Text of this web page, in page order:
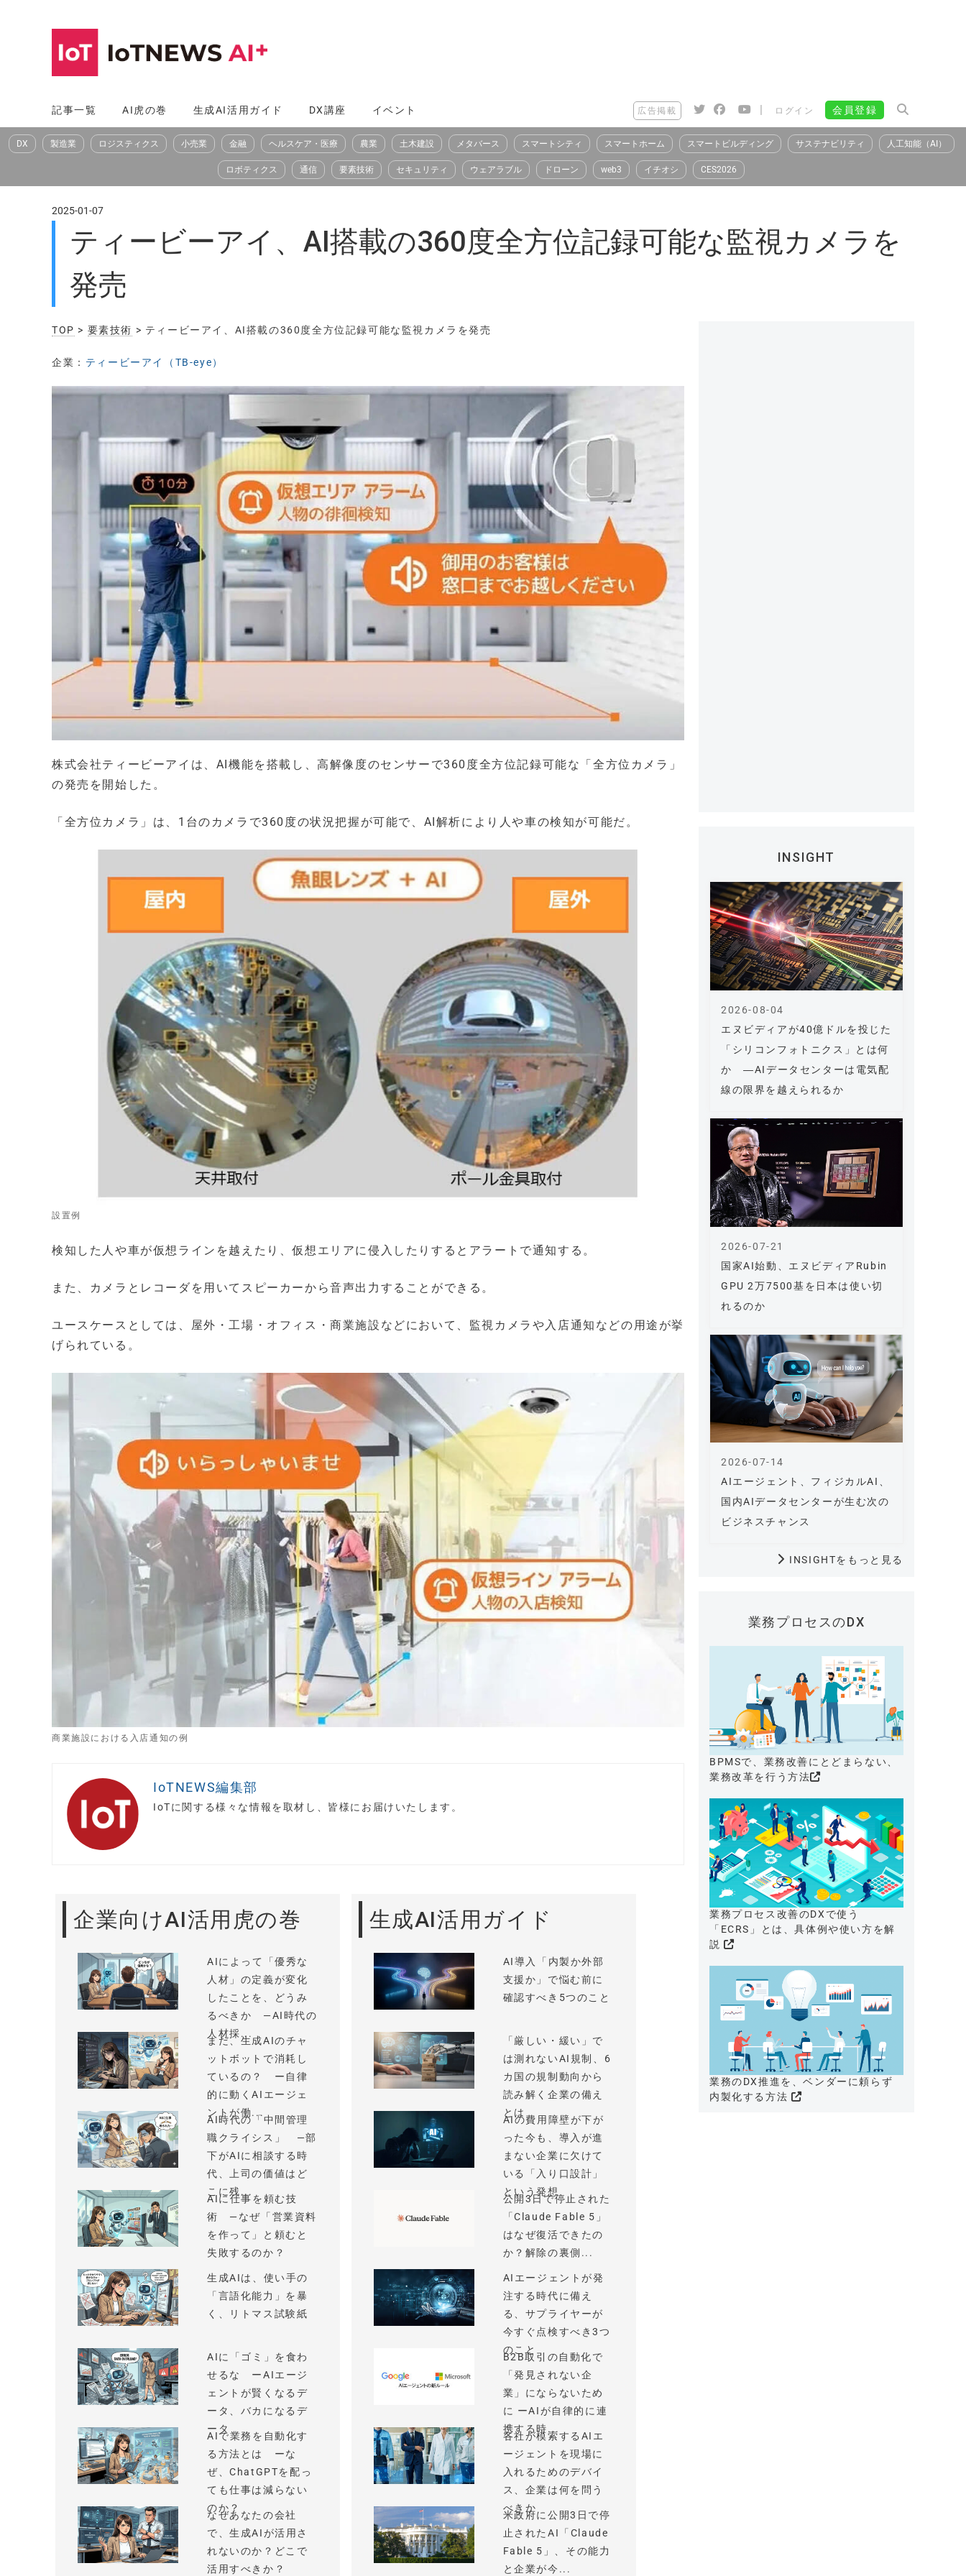
へ
ス
記事一覧 AI虎の巻 生成AI活用ガイド DX講座 イベント 広告掲載 | ログイン 会員登録
DX 製造業 ロジスティクス 小売業 金融 ヘルスケア・医療 農業 土木建設 メタバース スマートシティ スマートホーム スマートビルディング サステナビリティ 人工知能（AI）
ロボティクス 通信 要素技術 セキュリティ ウェアラブル ドローン web3 イチオシ CES2026
2025-01-07
ティービーアイ、AI搭載の360度全方位記録可能な監視カメラを
発売
TOP > 要素技術 > ティービーアイ、AI搭載の360度全方位記録可能な監視カメラを発売
企業： ティービーアイ（TB-eye）
株式会社ティービーアイは、AI機能を搭載し、高解像度のセンサーで360度全方位記録可能な「全方位カメラ」
の発売を開始した。
「全方位カメラ」は、1台のカメラで360度の状況把握が可能で、AI解析により人や車の検知が可能だ。
設置例
検知した人や車が仮想ラインを越えたり、仮想エリアに侵入したりするとアラートで通知する。
また、カメラとレコーダを用いてスピーカーから音声出力することができる。
ユースケースとしては、屋外・工場・オフィス・商業施設などにおいて、監視カメラや入店通知などの用途が挙
げられている。
商業施設における入店通知の例
IoTNEWS編集部
IoTに関する様々な情報を取材し、皆様にお届けいたします。
企業向けAI活用虎の巻
AIによって「優秀な
人材」の定義が変化
したことを、どうみ
るべきか —AI時代の
人材採...
まだ、生成AIのチャ
ットボットで消耗し
ているの？ ー自律
的に動くAIエージェ
ントが働...
AI時代の「中間管理
職クライシス」 —部
下がAIに相談する時
代、上司の価値はど
こに残...
AIに仕事を頼む技
術 —なぜ「営業資料
を作って」と頼むと
失敗するのか？
生成AIは、使い手の
「言語化能力」を暴
く、リトマス試験紙
AIに「ゴミ」を食わ
せるな ーAIエージ
ェントが賢くなるデ
ータ、バカになるデ
ータ
AIで業務を自動化す
る方法とは ーな
ぜ、ChatGPTを配っ
ても仕事は減らない
のか？
なぜあなたの会社
で、生成AIが活用さ
れないのか？どこで
活用すべきか？
生成AI活用ガイド
AI導入「内製か外部
支援か」で悩む前に
確認すべき5つのこと
「厳しい・緩い」で
は測れないAI規制、6
カ国の規制動向から
読み解く企業の備え
とは
AIの費用障壁が下が
った今も、導入が進
まない企業に欠けて
いる「入り口設計」
という発想
公開3日で停止された
「Claude Fable 5」
はなぜ復活できたの
か？解除の裏側...
AIエージェントが発
注する時代に備え
る、サプライヤーが
今すぐ点検すべき3つ
のこと
B2B取引の自動化で
「発見されない企
業」にならないため
に ーAIが自律的に連
携する時...
各社が模索するAIエ
ージェントを現場に
入れるためのデバイ
ス、企業は何を問う
べきか
米政府に公開3日で停
止されたAI「Claude
Fable 5」、その能力
と企業が今...
INSIGHT
エヌビディアが40億ドルを投じた
「シリコンフォトニクス」とは何
か ―AIデータセンターは電気配
線の限界を越えられるか
2026-08-04
国家AI始動、エヌビディアRubin
GPU 2万7500基を日本は使い切
れるのか
2026-07-21
AIエージェント、フィジカルAI、
国内AIデータセンターが生む次の
ビジネスチャンス
2026-07-14
INSIGHTをもっと見る
業務プロセスのDX
BPMSで、業務改善にとどまらない、
業務改革を行う方法
業務プロセス改善のDXで使う
「ECRS」とは、具体例や使い方を解
説
業務のDX推進を、ベンダーに頼らず
内製化する方法